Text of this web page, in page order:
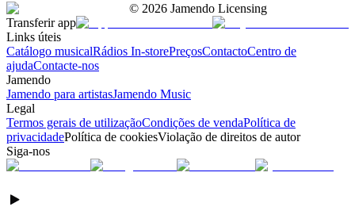
© 2026 Jamendo Licensing
Transferir app
Links úteis
Catálogo musicalRádios In-storePreçosContactoCentro de
ajudaContacte-nos
Jamendo
Jamendo para artistasJamendo Music
Legal
Termos gerais de utilizaçãoCondições de vendaPolítica de
privacidadePolítica de cookiesViolação de direitos de autor
Siga-nos